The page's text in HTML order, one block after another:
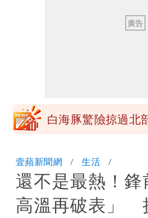
「終於能交代」
白海豚颱風逼近！
砸重金再買一整桌
白海豚驚險掠過
「終於能交代」
白海豚颱風逼近！
變強」 路徑分歧
壹蘋新聞網 生活
還不是最熱！
高溫再破表」